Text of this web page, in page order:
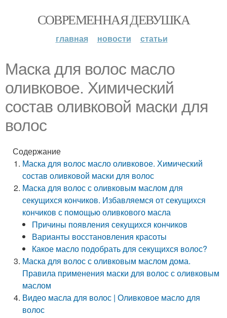
СОВРЕМЕННАЯ ДЕВУШКА
главная новости статьи
Маска для волос масло
оливковое. Химический
состав оливковой маски для
волос
Содержание
Маска для волос масло оливковое. Химический
состав оливковой маски для волос
Маска для волос с оливковым маслом для
секущихся кончиков. Избавляемся от секущихся
кончиков с помощью оливкового масла
Причины появления секущихся кончиков
Варианты восстановления красоты
Какое масло подобрать для секущихся волос?
Маска для волос с оливковым маслом дома.
Правила применения маски для волос с оливковым
маслом
Видео масла для волос | Оливковое масло для
волос